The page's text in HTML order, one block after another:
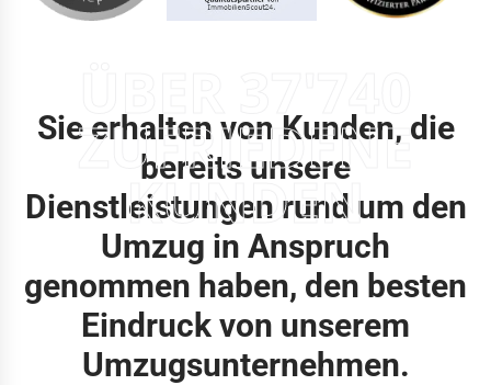
ZUFRIEDENE
KUNDEN
Sie erhalten von Kunden, die
bereits unsere
Dienstleistungen rund um den
Umzug in Anspruch
genommen haben, den besten
Eindruck von unserem
Umzugsunternehmen.